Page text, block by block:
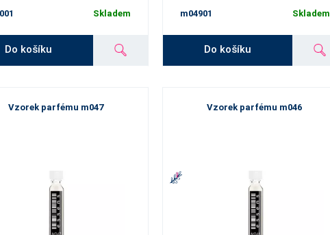
Skladem
Do košíku
m04901 Skladem
Do košíku
Vzorek parfému m047 Vzorek parfému m046